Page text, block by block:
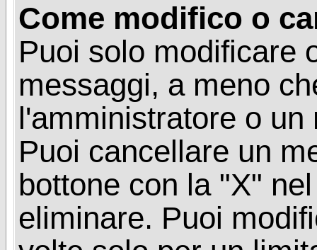
Come modifico o
Puoi solo modificare
messaggi, a meno
l'amministratore o
Puoi cancellare un
bottone con la "X"
eliminare. Puoi